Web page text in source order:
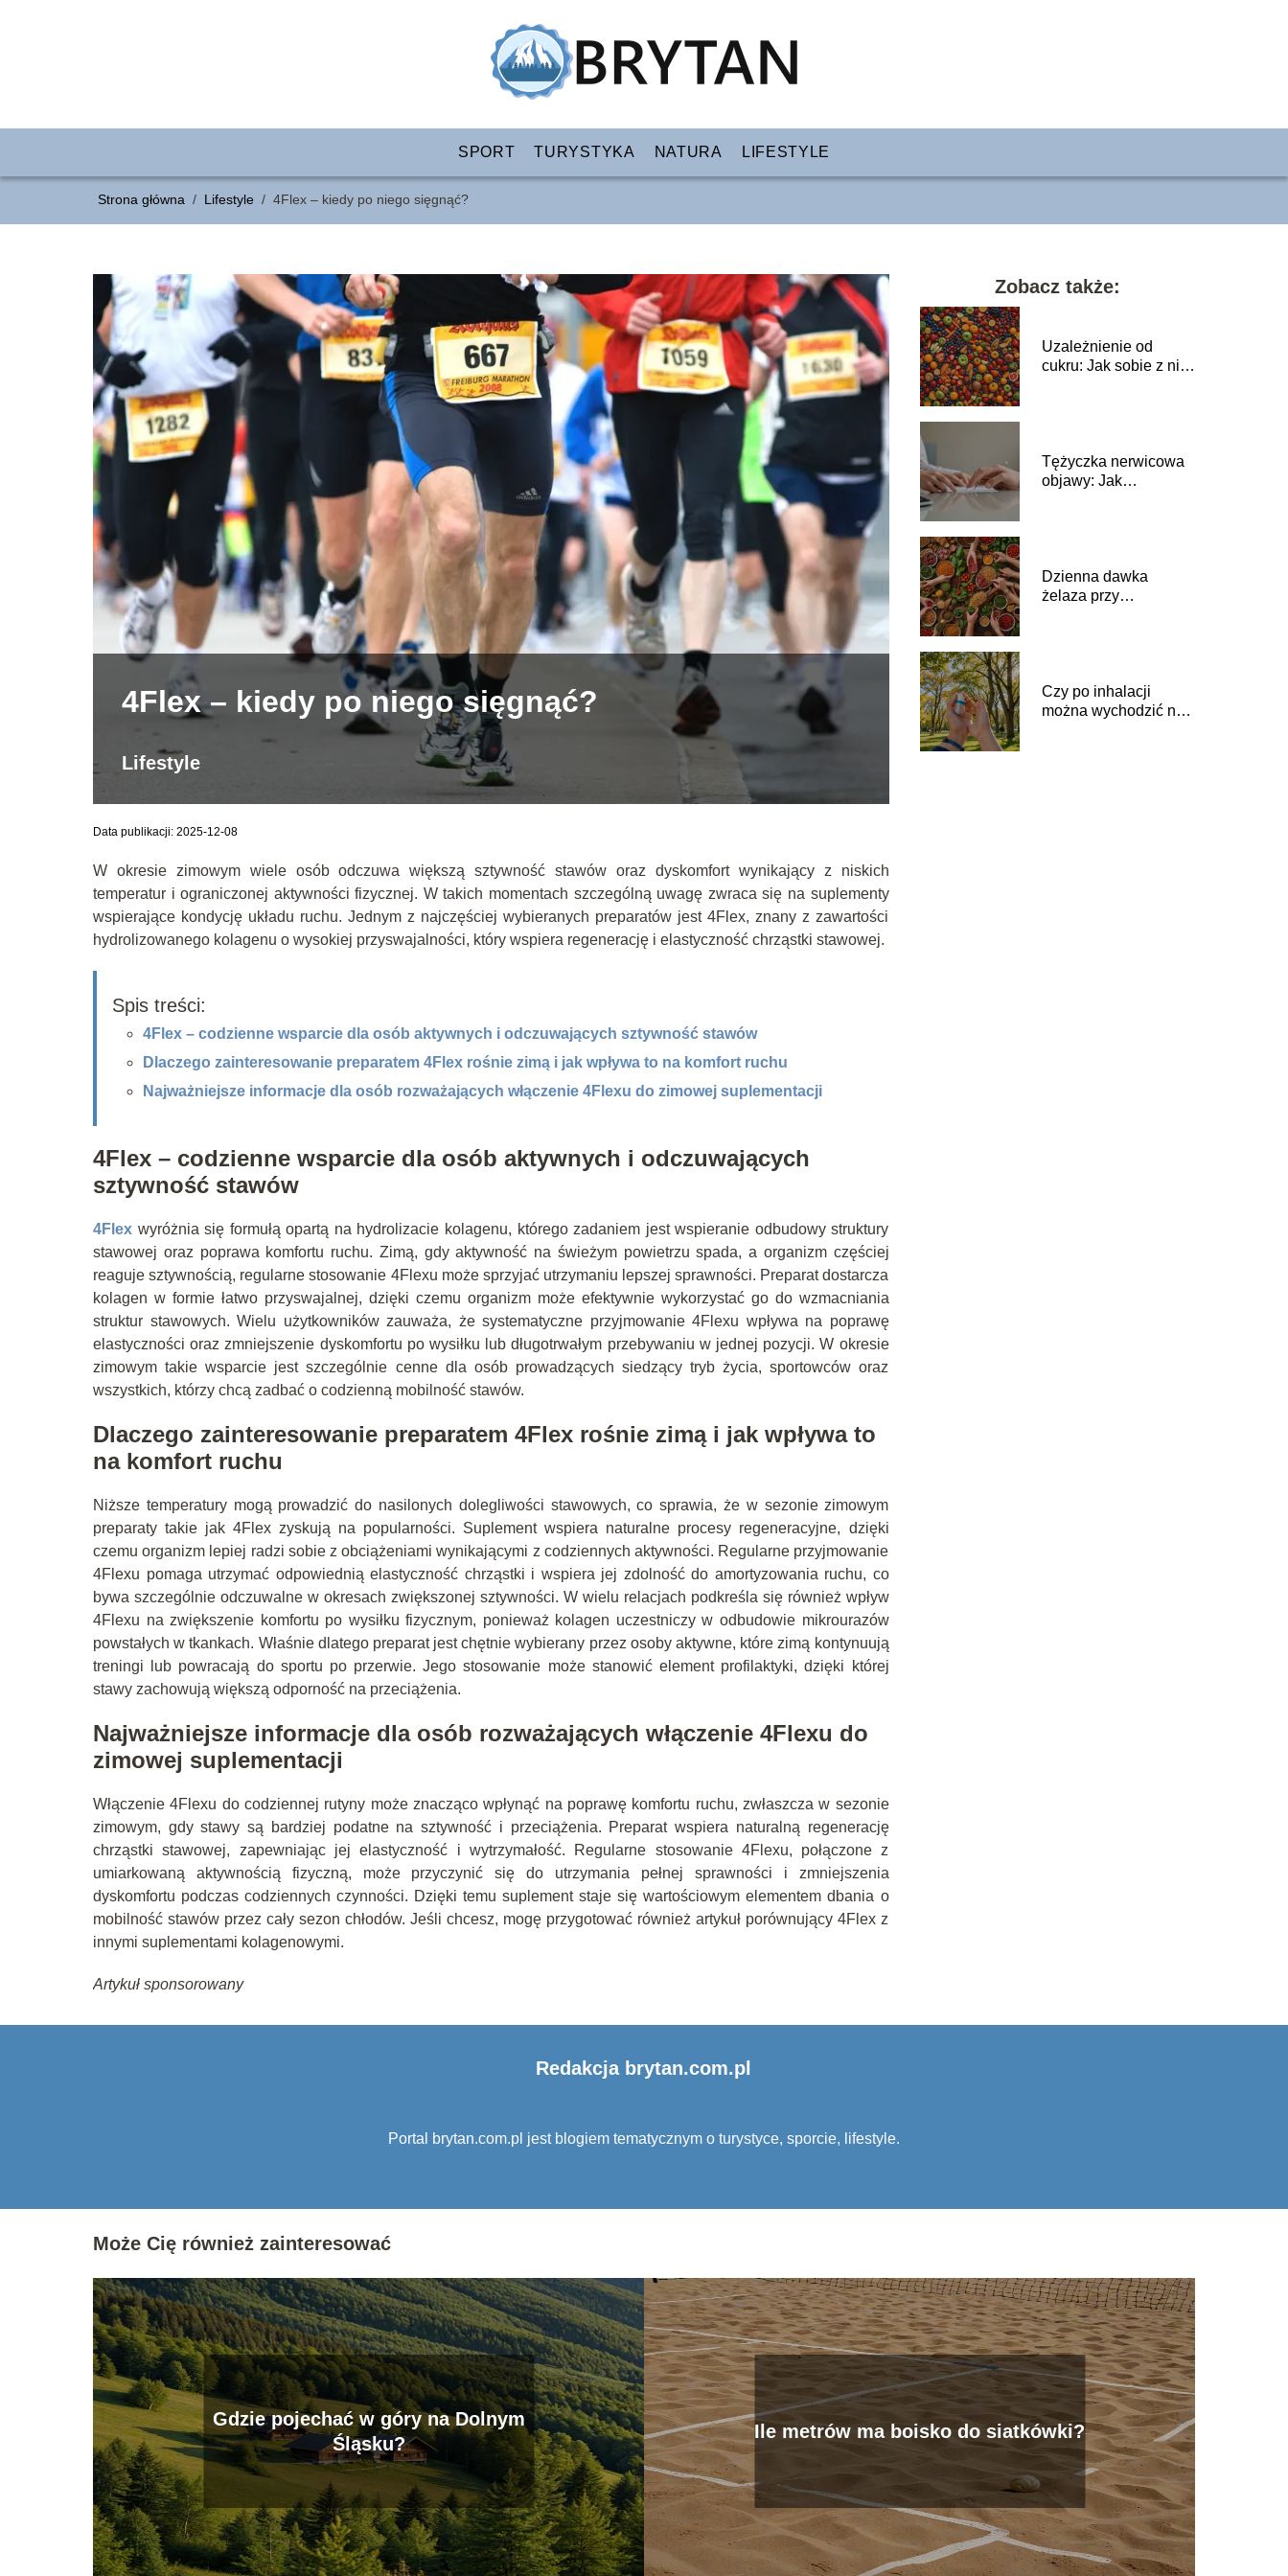
SPORT TURYSTYKA NATURA LIFESTYLE
Strona główna / Lifestyle / 4Flex – kiedy po niego sięgnąć?
4Flex – kiedy po niego sięgnąć?
Lifestyle
Data publikacji: 2025-12-08
W okresie zimowym wiele osób odczuwa większą sztywność stawów oraz dyskomfort wynikający z niskich
temperatur i ograniczonej aktywności fizycznej. W takich momentach szczególną uwagę zwraca się na suplementy
wspierające kondycję układu ruchu. Jednym z najczęściej wybieranych preparatów jest 4Flex, znany z zawartości
hydrolizowanego kolagenu o wysokiej przyswajalności, który wspiera regenerację i elastyczność chrząstki stawowej.
Spis treści:
4Flex – codzienne wsparcie dla osób aktywnych i odczuwających sztywność stawów
Dlaczego zainteresowanie preparatem 4Flex rośnie zimą i jak wpływa to na komfort ruchu
Najważniejsze informacje dla osób rozważających włączenie 4Flexu do zimowej suplementacji
4Flex – codzienne wsparcie dla osób aktywnych i odczuwających
sztywność stawów
4Flex wyróżnia się formułą opartą na hydrolizacie kolagenu, którego zadaniem jest wspieranie odbudowy struktury
stawowej oraz poprawa komfortu ruchu. Zimą, gdy aktywność na świeżym powietrzu spada, a organizm częściej
reaguje sztywnością, regularne stosowanie 4Flexu może sprzyjać utrzymaniu lepszej sprawności. Preparat dostarcza
kolagen w formie łatwo przyswajalnej, dzięki czemu organizm może efektywnie wykorzystać go do wzmacniania
struktur stawowych. Wielu użytkowników zauważa, że systematyczne przyjmowanie 4Flexu wpływa na poprawę
elastyczności oraz zmniejszenie dyskomfortu po wysiłku lub długotrwałym przebywaniu w jednej pozycji. W okresie
zimowym takie wsparcie jest szczególnie cenne dla osób prowadzących siedzący tryb życia, sportowców oraz
wszystkich, którzy chcą zadbać o codzienną mobilność stawów.
Dlaczego zainteresowanie preparatem 4Flex rośnie zimą i jak wpływa to
na komfort ruchu
Niższe temperatury mogą prowadzić do nasilonych dolegliwości stawowych, co sprawia, że w sezonie zimowym
preparaty takie jak 4Flex zyskują na popularności. Suplement wspiera naturalne procesy regeneracyjne, dzięki
czemu organizm lepiej radzi sobie z obciążeniami wynikającymi z codziennych aktywności. Regularne przyjmowanie
4Flexu pomaga utrzymać odpowiednią elastyczność chrząstki i wspiera jej zdolność do amortyzowania ruchu, co
bywa szczególnie odczuwalne w okresach zwiększonej sztywności. W wielu relacjach podkreśla się również wpływ
4Flexu na zwiększenie komfortu po wysiłku fizycznym, ponieważ kolagen uczestniczy w odbudowie mikrourazów
powstałych w tkankach. Właśnie dlatego preparat jest chętnie wybierany przez osoby aktywne, które zimą kontynuują
treningi lub powracają do sportu po przerwie. Jego stosowanie może stanowić element profilaktyki, dzięki której
stawy zachowują większą odporność na przeciążenia.
Najważniejsze informacje dla osób rozważających włączenie 4Flexu do
zimowej suplementacji
Włączenie 4Flexu do codziennej rutyny może znacząco wpłynąć na poprawę komfortu ruchu, zwłaszcza w sezonie
zimowym, gdy stawy są bardziej podatne na sztywność i przeciążenia. Preparat wspiera naturalną regenerację
chrząstki stawowej, zapewniając jej elastyczność i wytrzymałość. Regularne stosowanie 4Flexu, połączone z
umiarkowaną aktywnością fizyczną, może przyczynić się do utrzymania pełnej sprawności i zmniejszenia
dyskomfortu podczas codziennych czynności. Dzięki temu suplement staje się wartościowym elementem dbania o
mobilność stawów przez cały sezon chłodów. Jeśli chcesz, mogę przygotować również artykuł porównujący 4Flex z
innymi suplementami kolagenowymi.
Artykuł sponsorowany
Zobacz także:
Uzależnienie od
cukru: Jak sobie z nim
Tężyczka nerwicowa
objawy: Jak
Dzienna dawka
żelaza przy
Czy po inhalacji
można wychodzić na
Redakcja brytan.com.pl
Portal brytan.com.pl jest blogiem tematycznym o turystyce, sporcie, lifestyle.
Może Cię również zainteresować
Gdzie pojechać w góry na Dolnym
Śląsku?
Ile metrów ma boisko do siatkówki?